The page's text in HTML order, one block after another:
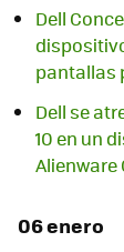
Dell
pantallas
Dell se
10 en un
Alienware
06 enero